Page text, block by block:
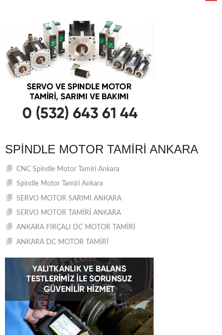
NAVIGATION
SPINDLE MOTOR TAMIRI ANKARA
CNC Spindle Motor Tamiri Ankara
Spindle Motor Tamiri Ankara
SERVO MOTOR SARIMI ANKARA
SERVO MOTOR TAMİRİ ANKARA
ANKARA FIRÇALI DC MOTOR TAMİRİ
ANKARA DC MOTOR TAMİRİ